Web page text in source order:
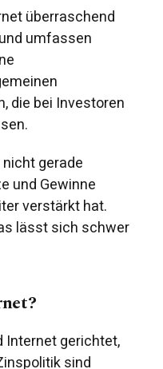
überraschend
umfassen
die bei Investoren
gerade
und Gewinne
verstärkt hat.
lässt sich schwer
Internet gerichtet,
sind